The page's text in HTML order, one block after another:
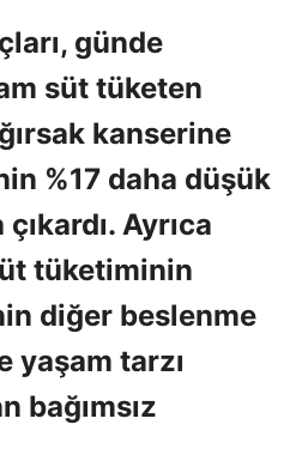
günde
süt tüketen
kanserine
%17 daha düşük
Ayrıca
tüketiminin
diğer beslenme
yaşam tarzı
bağımsız